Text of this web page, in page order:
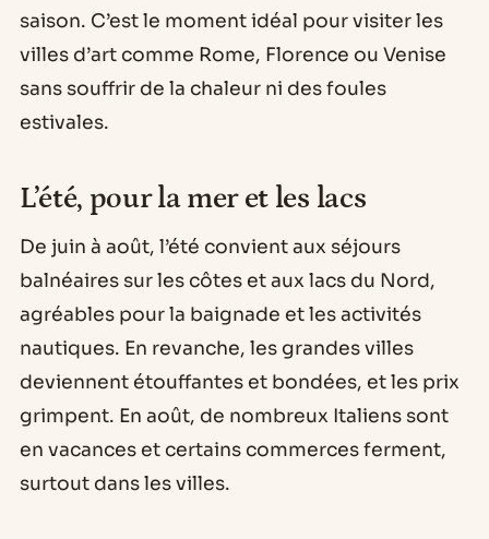
saison. C’est le moment idéal pour visiter les
villes d’art comme Rome, Florence ou Venise
sans souffrir de la chaleur ni des foules
estivales.
L’été, pour la mer et les lacs
De juin à août, l’été convient aux séjours
balnéaires sur les côtes et aux lacs du Nord,
agréables pour la baignade et les activités
nautiques. En revanche, les grandes villes
deviennent étouffantes et bondées, et les prix
grimpent. En août, de nombreux Italiens sont
en vacances et certains commerces ferment,
surtout dans les villes.